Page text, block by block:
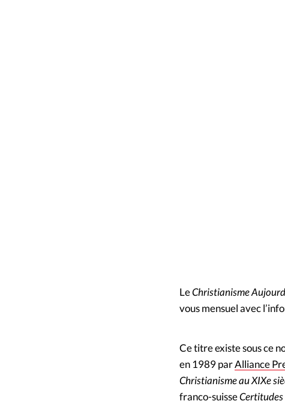
LeChristianisme
vous mensuel avec
Ce titre existe sous ce
en 1989 parAlliance
Christianisme au XIXe
franco-suisseCertitudes